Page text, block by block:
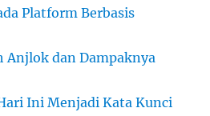
Platform Berbasis
Anjlok dan Dampaknya
Ini Menjadi Kata Kunci